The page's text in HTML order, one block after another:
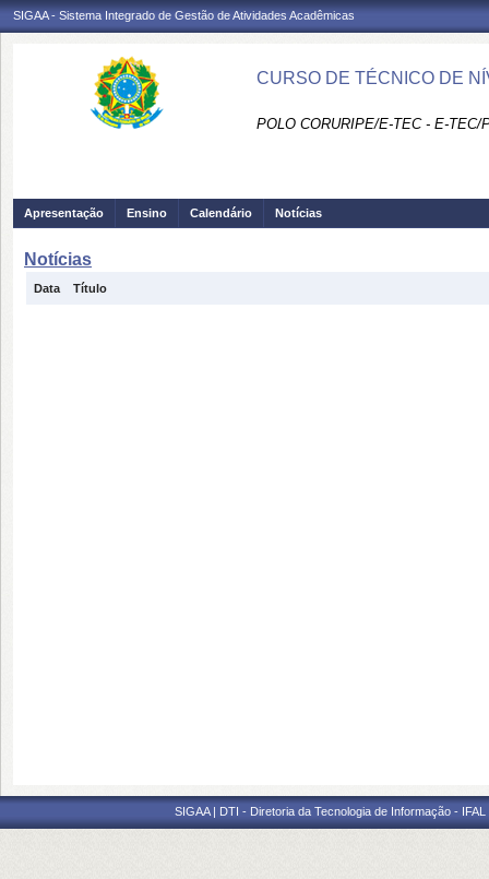
SIGAA - Sistema Integrado de Gestão de Atividades Acadêmicas
CURSO DE TÉCNICO DE
POLO CORURIPE/E-TEC - E-TEC/
Apresentação Ensino Calendário Notícias
Notícias
Data Título
SIGAA | DTI - Diretoria da Tecnologia de Informação -